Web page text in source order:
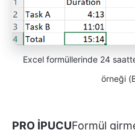
Excel formüllerinde 24
örneği
PRO İPUCUFormül